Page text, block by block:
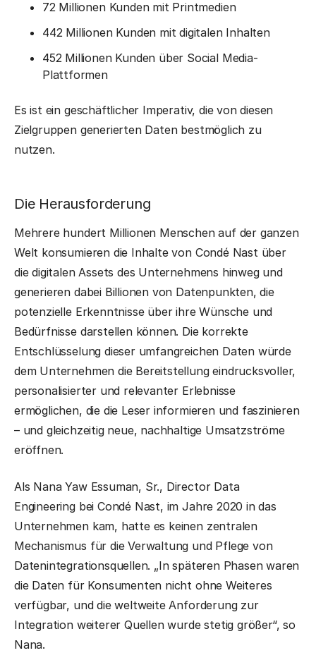
72 Millionen Kunden mit Printmedien
442 Millionen Kunden mit digitalen Inhalten
452 Millionen Kunden über Social Media-
Plattformen
Es ist ein geschäftlicher Imperativ, die von diesen
Zielgruppen generierten Daten bestmöglich zu
nutzen.
Die Herausforderung
Mehrere hundert Millionen Menschen auf der ganzen
Welt konsumieren die Inhalte von Condé Nast über
die digitalen Assets des Unternehmens hinweg und
generieren dabei Billionen von Datenpunkten, die
potenzielle Erkenntnisse über ihre Wünsche und
Bedürfnisse darstellen können. Die korrekte
Entschlüsselung dieser umfangreichen Daten würde
dem Unternehmen die Bereitstellung eindrucksvoller,
personalisierter und relevanter Erlebnisse
ermöglichen, die die Leser informieren und faszinieren
– und gleichzeitig neue, nachhaltige Umsatzströme
eröffnen.
Als Nana Yaw Essuman, Sr., Director Data
Engineering bei Condé Nast, im Jahre 2020 in das
Unternehmen kam, hatte es keinen zentralen
Mechanismus für die Verwaltung und Pflege von
Datenintegrationsquellen. „In späteren Phasen waren
die Daten für Konsumenten nicht ohne Weiteres
verfügbar, und die weltweite Anforderung zur
Integration weiterer Quellen wurde stetig größer“, so
Nana.